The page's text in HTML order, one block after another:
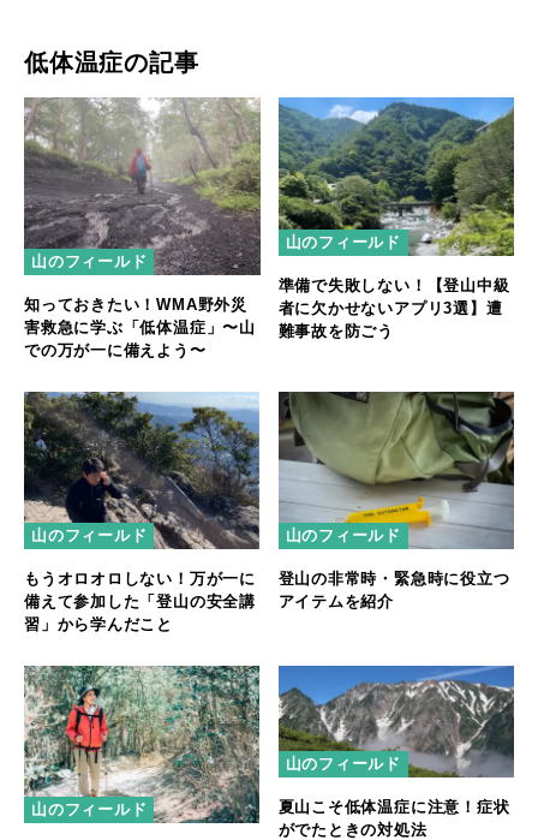
低体温症の記事
山のフィールド
知っておきたい！WMA野外災
害救急に学ぶ「低体温症」〜山
での万が一に備えよう〜
山のフィールド
準備で失敗しない！【登山中級
者に欠かせないアプリ3選】遭
難事故を防ごう
山のフィールド
もうオロオロしない！万が一に
備えて参加した「登山の安全講
習」から学んだこと
山のフィールド
登山の非常時・緊急時に役立つ
アイテムを紹介
山のフィールド
山のフィールド
夏山こそ低体温症に注意！症状
がでたときの対処法